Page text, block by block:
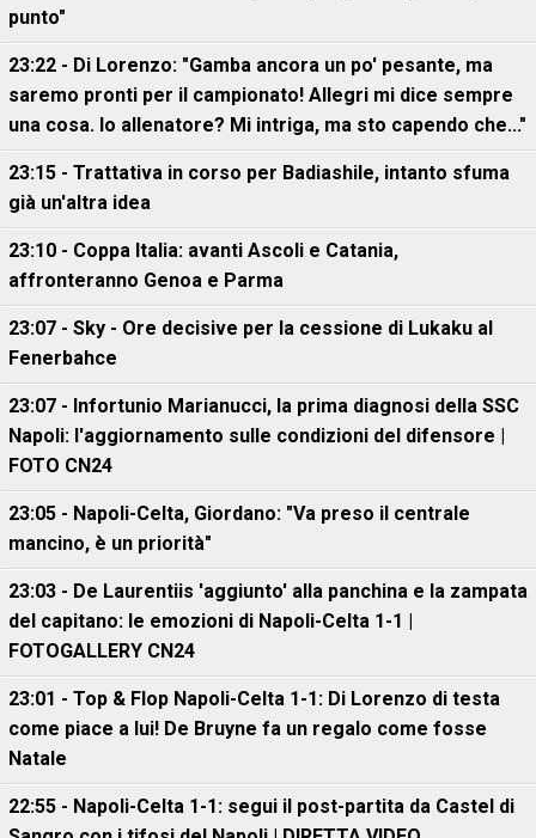
punto"
23:22 - Di Lorenzo: "Gamba ancora un po' pesante, ma
saremo pronti per il campionato! Allegri mi dice sempre
una cosa. Io allenatore? Mi intriga, ma sto capendo che..."
23:15 - Trattativa in corso per Badiashile, intanto sfuma
già un'altra idea
23:10 - Coppa Italia: avanti Ascoli e Catania,
affronteranno Genoa e Parma
23:07 - Sky - Ore decisive per la cessione di Lukaku al
Fenerbahce
23:07 - Infortunio Marianucci, la prima diagnosi della SSC
Napoli: l'aggiornamento sulle condizioni del difensore |
FOTO CN24
23:05 - Napoli-Celta, Giordano: "Va preso il centrale
mancino, è un priorità"
23:03 - De Laurentiis 'aggiunto' alla panchina e la zampata
del capitano: le emozioni di Napoli-Celta 1-1 |
FOTOGALLERY CN24
23:01 - Top & Flop Napoli-Celta 1-1: Di Lorenzo di testa
come piace a lui! De Bruyne fa un regalo come fosse
Natale
22:55 - Napoli-Celta 1-1: segui il post-partita da Castel di